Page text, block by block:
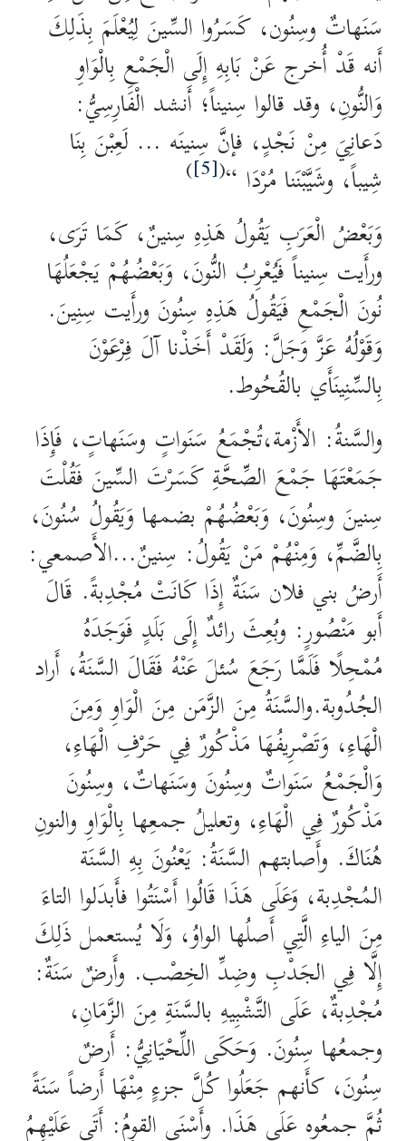
سَنَهاتٌ وسِنُون، كَسَرُوا السِّينَ لِيُعْلَمَ بِذَلِكَ
أَنه قَدْ أُخرج عَنْ بَابِهِ إِلَى الْجَمْعِ بِالْوَاوِ
وَالنُّونِ، وقد قالوا سِنيناً؛ أَنشد الْفَارِسِيُّ:
دَعانِيَ مِنْ نَجْدٍ، فإنَّ سِنينَه … لَعِبْنَ بِنَا
شِيباً، وشَيَّبْنَنا مُرْدَا “(
[5]
)
وَبَعْضُ الْعَرَبِ يَقُولُ هَذِهِ سِنينٌ، كَمَا تَرَى،
ورأَيت سِنيناً فَيُعْرِبُ النُّونَ، وَبَعْضُهُمْ يَجْعَلُهَا
نُونَ الْجَمْعِ فَيَقُولُ هَذِهِ سِنُونَ ورأَيت سِنِينَ.
وَقَوْلُهُ عَزَّ وَجَلَّ: وَلَقَدْ أَخَذْنا آلَ فِرْعَوْنَ
بِالسِّنِينَأَي بالقُحُوط.
والسَّنةُ: الأَزْمة،تُجْمَعُ سَنَواتٍ وسَنَهاتٍ، فَإِذَا
جَمَعْتَهَا جَمْعَ الصِّحَّةِ كَسَرْتَ السِّينَ فَقُلْتَ
سِنينَ وسِنُونَ، وَبَعْضُهُمْ بضمها وَيَقُولُ سُنُونَ،
بِالضَّمِّ، وَمِنْهُمْ مَنْ يَقُولُ: سِنينٌ…الأَصمعي:
أَرضُ بني فلان سَنَةٌ إِذَا كَانَتْ مُجْدِبةً. قَالَ
أَبو مَنْصُورٍ: وبُعِثَ رائدٌ إِلَى بَلَدٍ فَوَجَدَهُ
مُمْحِلًا فَلَمَّا رَجَعَ سُئلَ عَنْهُ فَقَالَ السَّنَةُ، أَراد
الجُدُوبة.والسَّنَةُ مِنَ الزَّمَن مِنَ الْوَاوِ وَمِنَ
الْهَاءِ، وَتَصْرِيفُهَا مَذْكُورٌ فِي حَرْفِ الْهَاءِ،
وَالْجَمْعُ سَنَواتٌ وسِنُونَ وسَنَهاتٌ، وسِنُونَ
مَذْكُورٌ فِي الْهَاءِ، وتعليلُ جمعِها بِالْوَاوِ والنونِ
هُنَاكَ. وأَصابتهم السَّنَةُ: يَعْنُونَ بِهِ السَّنَة
المُجْدِبة، وَعَلَى هَذَا قَالُوا أَسْنَتُوا فأَبدَلوا التاءَ
مِنَ الياءِ الَّتِي أَصلُها الواوُ، وَلَا يُستعمل ذَلِكَ
إِلَّا فِي الجَدْبِ وضِدِّ الخِصْب. وأَرضٌ سَنَةٌ:
مُجْدِبةٌ، عَلَى التَّشْبِيهِ بالسَّنَةِ مِنَ الزَّمَانِ،
وجمعُها سِنُونَ. وَحَكَى اللِّحْيَانِيُّ: أَرضٌ
سِنُونَ، كأَنهم جَعَلُوا كُلَّ جزءٍ مِنْهَا أَرضاً سَنَةً
ثُمَّ جمعُوه عَلَى هَذَا. وأَسْنَى القومُ: أَتَى عَلَيْهِمُ